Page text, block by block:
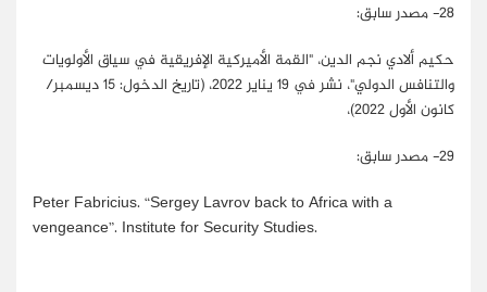
28- مصدر سابق:
حكيم ألادي نجم الدين، "القمة الأميركية الإفريقية في سياق الأولويات
والتنافس الدولي"، نشر في 19 يناير 2022، (تاريخ الدخول: 15 ديسمبر/
كانون الأول 2022)،
29- مصدر سابق:
Peter Fabricius. “Sergey Lavrov back to Africa with a
vengeance”. Institute for Security Studies.